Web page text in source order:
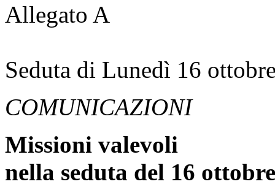
Allegato A
Seduta di Lunedì 16
COMUNICAZIONI
Missioni valevoli
nella seduta del 16